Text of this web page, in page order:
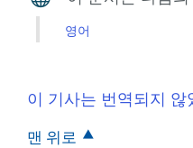
영어
이 기사는 번역되지
맨 위로